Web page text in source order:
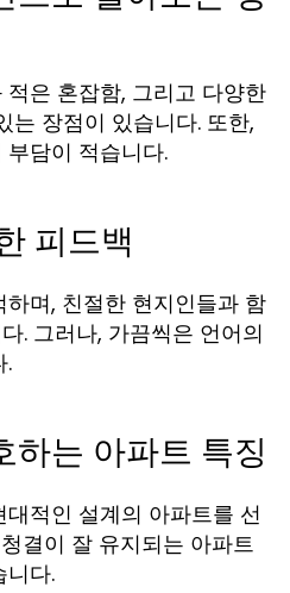
은 혼잡함, 그리고 다양한
는 장점이 있습니다. 또한,
담이 적습니다.
피드백
며, 친절한 현지인들과 함
. 그러나, 가끔씩은 언어의
.
하는 아파트 특징
적인 설계의 아파트를 선
결이 잘 유지되는 아파트
니다.